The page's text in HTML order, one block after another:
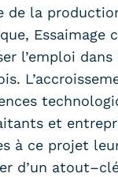
de la
Essaimage
l’emploi dans
et
à ce projet
d’un